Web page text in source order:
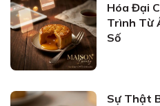
Hóa Đại
Trình Từ
Số
Sự Thật